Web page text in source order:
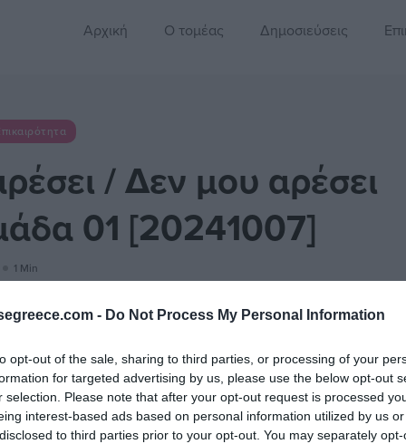
- Do Not Process My Personal Information
opt-out of the sale, sharing to third parties, or processing of your
for targeted advertising by us, please use the below opt-out
selection. Please note that after your opt-out request is processed
interest-based ads based on personal information utilized by us
to third parties prior to your opt-out. You may separately
Αρχική Ο τομέας Δημοσιεύσεις
/ Δεν μου αρέσει
01 [20241007]
1 Min
Μου αρέσει / Δεν μου αρέσει
Εβδομάδα 01 [20240928-20241004]
ο ΤΟΡΕΝΕ δημοσιεύει την αποτίμηση της εβδομάδας